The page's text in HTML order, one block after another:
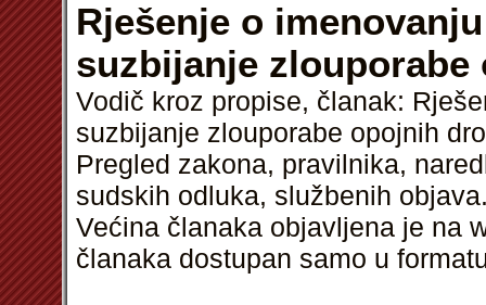
Rješenje o
suzbijanje zlouporabe
Vodič kroz propise, članak:
suzbijanje zlouporabe opojnih
Pregled zakona, pravilnika,
sudskih odluka, službenih
Većina članaka objavljena je na
članaka dostupan samo u